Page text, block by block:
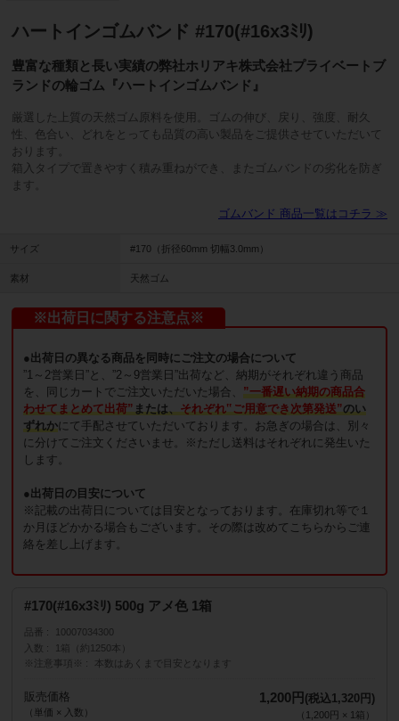
ハートインゴムバンド #170(#16x3ﾐﾘ)
豊富な種類と長い実績の弊社ホリアキ株式会社プライベートブ
ランドの輪ゴム『ハートインゴムバンド』
厳選した上質の天然ゴム原料を使用。ゴムの伸び、戻り、強度、耐久
性、色合い、どれをとっても品質の高い製品をご提供させていただいて
おります。
箱入タイプで置きやすく積み重ねができ、またゴムバンドの劣化を防ぎ
ます。
ゴムバンド 商品一覧はコチラ ≫
サイズ #170（折径60mm 切幅3.0mm）
素材 天然ゴム
※出荷日に関する注意点※
●出荷日の異なる商品を同時にご注文の場合について
”1～2営業日”と、”2～9営業日”出荷など、納期がそれぞれ違う商品
を、同じカートでご注文いただいた場合、 ”一番遅い納期の商品合
わせてまとめて出荷” または、 それぞれ‟ご用意でき次第発送”のい
ずれかにて手配させていただいております。お急ぎの場合は、別々
に分けてご注文くださいませ。※ただし送料はそれぞれに発生いた
します。
●出荷日の目安について
※記載の出荷日については目安となっております。在庫切れ等で１
か月ほどかかる場合もございます。その際は改めてこちらからご連
絡を差し上げます。
#170(#16x3ﾐﾘ) 500g アメ色 1箱
品番
10007034300
入数
1箱（約1250本）
※注意事項※
本数はあくまで目安となります
販売価格
（単価 × 入数）
1,200円 (税込1,320円)
（ 1,200円 × 1 箱 ）